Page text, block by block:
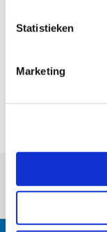
Statistieken
Marketing